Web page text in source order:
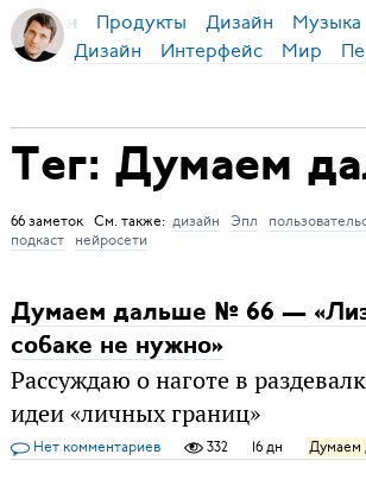
Бирман Продукты Дизайн Музыка
Дизайн Интерфейс Мир
Тег: Думаем
66 заметок См. также: дизайн Эпл
подкаст
нейросети
Думаем дальше № 66 —
собаке не нужно»
Рассуждаю о наготе в
идеи «личных границ»
Нет комментариев 332 16 дн Думаем